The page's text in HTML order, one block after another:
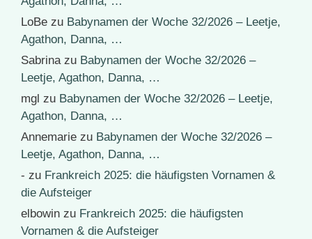
LoBe zu Babynamen der Woche 32/2026 – Leetje,
Agathon, Danna, …
Sabrinazu Babynamen der Woche 32/2026 –
Leetje, Agathon, Danna, …
mgl zu Babynamen der Woche 32/2026 – Leetje,
Agathon, Danna, …
Annemarie zu Babynamen der Woche 32/2026 –
Leetje, Agathon, Danna, …
- zu Frankreich 2025: die häufigsten Vornamen &
die Aufsteiger
elbowin zu Frankreich 2025: die häufigsten
Vornamen & die Aufsteiger